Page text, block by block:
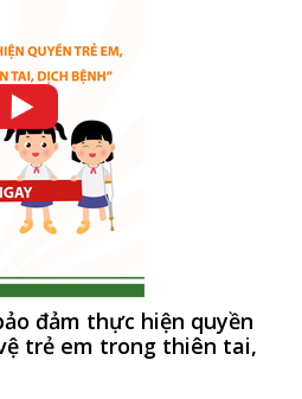
đảm thực hiện quyền
trẻ em trong thiên tai,